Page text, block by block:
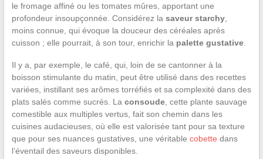
le fromage affiné ou les tomates mûres, apportant une
profondeur insoupçonnée. Considérez la saveur starchy,
moins connue, qui évoque la douceur des céréales après
cuisson ; elle pourrait, à son tour, enrichir la palette gustative.
Il y a, par exemple, le café, qui, loin de se cantonner à la
boisson stimulante du matin, peut être utilisé dans des recettes
variées, instillant ses arômes torréfiés et sa complexité dans des
plats salés comme sucrés. La consoude, cette plante sauvage
comestible aux multiples vertus, fait son chemin dans les
cuisines audacieuses, où elle est valorisée tant pour sa texture
que pour ses nuances gustatives, une véritable cobette dans
l’éventail des saveurs disponibles.